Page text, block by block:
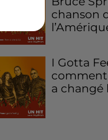
chanson
I Gotta
a changé